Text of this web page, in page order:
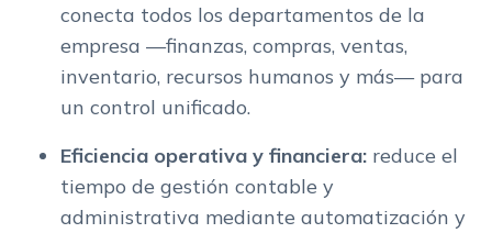
conecta todos los departamentos de la
empresa —finanzas, compras, ventas,
inventario, recursos humanos y más— para
un control unificado.
Eficiencia operativa y financiera: reduce el
tiempo de gestión contable y
administrativa mediante automatización y